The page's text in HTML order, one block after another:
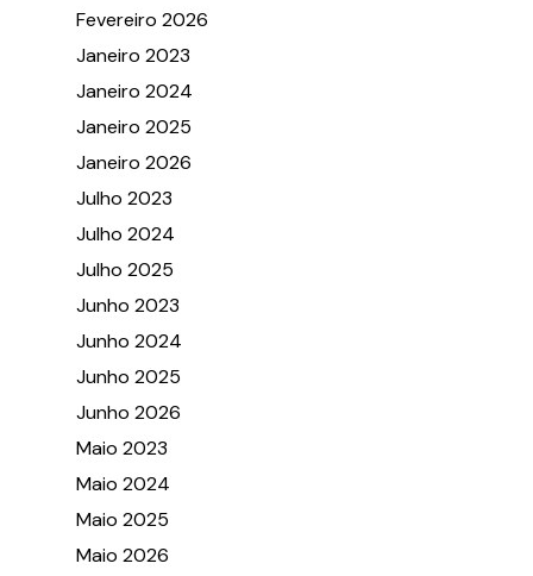
Fevereiro 2026
Janeiro 2023
Janeiro 2024
Janeiro 2025
Janeiro 2026
Julho 2023
Julho 2024
Julho 2025
Junho 2023
Junho 2024
Junho 2025
Junho 2026
Maio 2023
Maio 2024
Maio 2025
Maio 2026